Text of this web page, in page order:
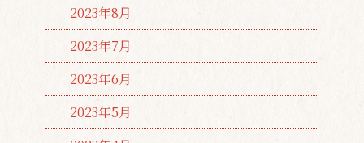
2023年8月
2023年7月
2023年6月
2023年5月